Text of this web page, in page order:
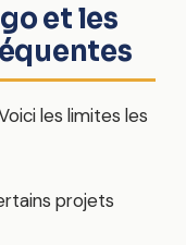
et les
les limites les
projets